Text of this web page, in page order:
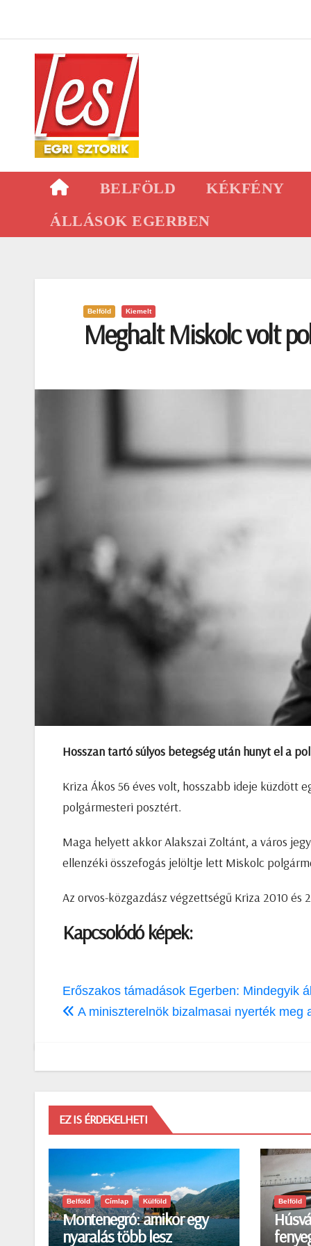
content
BELFÖLD KÉKFÉNY
ÁLLÁSOK EGERBEN
Belföld Kiemelt
Meghalt Miskolc volt
Hosszan tartó súlyos betegség után hunyt el a
Kriza Ákos 56 éves volt, hosszabb ideje küzdött
polgármesteri posztért.
Maga helyett akkor Alakszai Zoltánt, a város
ellenzéki összefogás jelöltje lett Miskolc
Az orvos-közgazdász végzettségű Kriza 2010
Kapcsolódó képek:
Bejegyzés
navigáció
Erőszakos támadások Egerben: Mindegyik
A miniszterelnök bizalmasai nyerték meg
EZ IS ÉRDEKELHETI
Belföld Címlap Külföld
Montenegró: amikor egy
nyaralás több lesz
Belföld